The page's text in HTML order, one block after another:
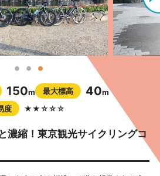
150m 最大標高 40m
度 ★★☆☆☆
濃縮！東京観光サイクリングコ